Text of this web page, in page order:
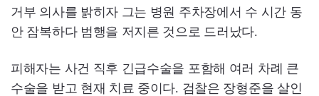
거부 의사를 밝히자 그는 병원 주차장에서 수 시간 동
안 잠복하다 범행을 저지른 것으로 드러났다.
피해자는 사건 직후 긴급수술을 포함해 여러 차례 큰
수술을 받고 현재 치료 중이다. 검찰은 장형준을 살인